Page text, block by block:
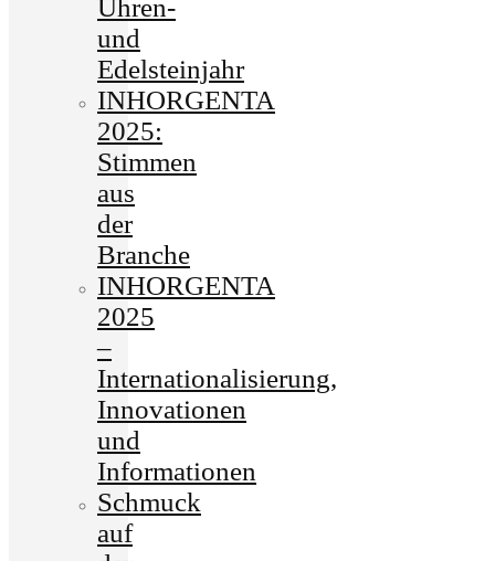
Uhren-
und
Edelsteinjahr
INHORGENTA
2025:
Stimmen
aus
der
Branche
INHORGENTA
2025
–
Internationalisierung,
Innovationen
und
Informationen
Schmuck
auf